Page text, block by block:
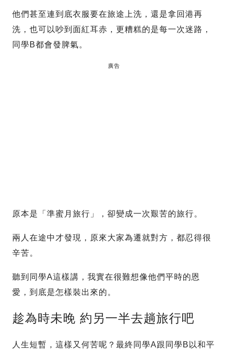
他們甚至連到底衣服要在旅途上洗，還是拿回港再
洗，也可以吵到面紅耳赤，更糟糕的是每一次迷路，
同學B都會發脾氣。
廣告
原本是「準蜜月旅行」，卻變成一次艱苦的旅行。
兩人在途中才發現，原來大家為遷就對方，都忍得很
辛苦。
聽到同學A這樣講，我實在很難想像他們平時的恩
愛，到底是怎樣裝出來的。
趁為時未晚 約另一半去趟旅行吧
人生短暫，這樣又何苦呢？最終同學A跟同學B以和平